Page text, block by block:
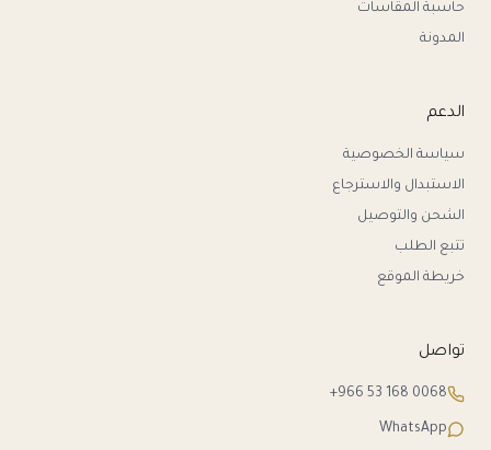
حاسبة المقاسات
المدونة
الدعم
سياسة الخصوصية
الاستبدال والاسترجاع
الشحن والتوصيل
تتبع الطلب
خريطة الموقع
تواصل
+966 53 168 0068
WhatsApp